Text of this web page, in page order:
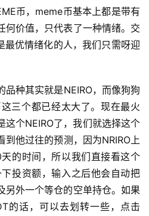
币，meme币基本上都是带有
何价值，只代表了一种情绪。交
优情绪化的人，我们只需呀迎
品种其实就是NEIRO，而像狗狗
三个都已经太大了。现在最火
这个NEIRO了，我们就选择这个
到他过往的预测，因为NRIRO上
的时间，所以我们直接看这个
投资额，输入之后他会自动把
另外一个等仓的空单持仓。如果
的话，可以去划转一些，点击